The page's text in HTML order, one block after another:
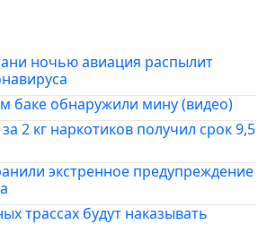
ночью авиация распылит
баке обнаружили мину (видео)
2 кг наркотиков получил срок 9,5
экстренное предупреждение
трассах будут наказывать